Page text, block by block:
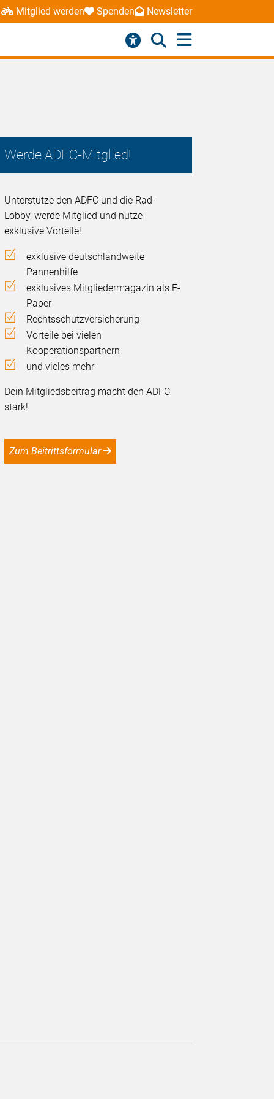
Mitglied werden Spenden Newsletter
Werde ADFC-Mitglied!
Unterstütze den ADFC und die Rad-
Lobby, werde Mitglied und nutze
exklusive Vorteile!
exklusive deutschlandweite
Pannenhilfe
exklusives Mitgliedermagazin als E-
Paper
Rechtsschutzversicherung
Vorteile bei vielen
Kooperationspartnern
und vieles mehr
Dein Mitgliedsbeitrag macht den ADFC
stark!
Zum Beitrittsformular